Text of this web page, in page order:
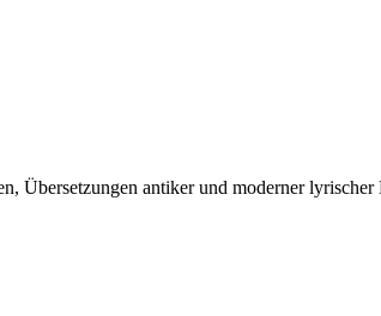
Übersetzungen antiker und moderner